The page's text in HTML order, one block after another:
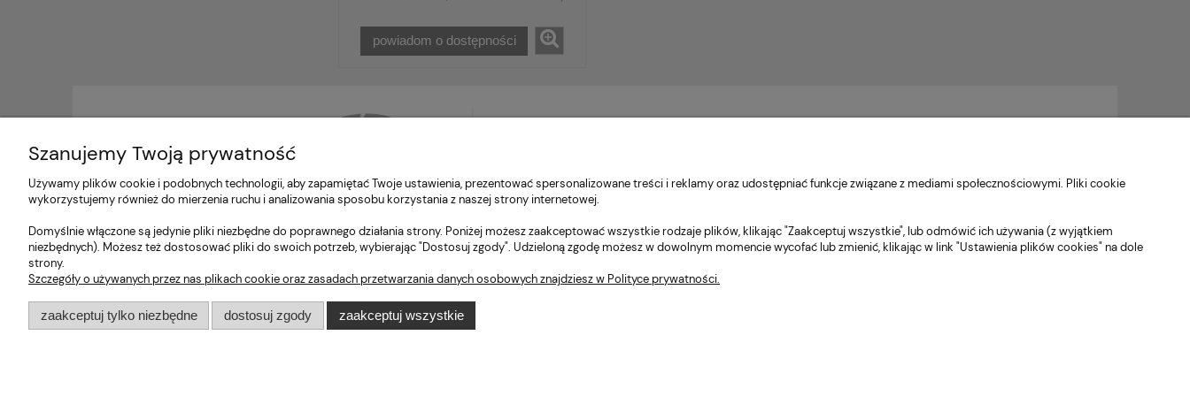
powiadom o dostępności
Zaloguj się
Czas i koszty dostawy
Szanujemy Twoją prywatność
Używamy plików cookie i podobnych technologii, aby zapamiętać Twoje ustawienia, prezentować spersonalizowane treści i reklamy oraz udostępniać funkcje związane z mediami społecznościowymi. Pliki cookie
wykorzystujemy również do mierzenia ruchu i analizowania sposobu korzystania z naszej strony internetowej.
Domyślnie włączone są jedynie pliki niezbędne do poprawnego działania strony. Poniżej możesz zaakceptować wszystkie rodzaje plików, klikając "Zaakceptuj wszystkie", lub odmówić ich używania (z wyjątkiem
niezbędnych). Możesz też dostosować pliki do swoich potrzeb, wybierając "Dostosuj zgody". Udzieloną zgodę możesz w dowolnym momencie wycofać lub zmienić, klikając w link "Ustawienia plików cookies" na dole
strony.
Szczegóły o używanych przez nas plikach cookie oraz zasadach przetwarzania danych osobowych znajdziesz w Polityce prywatności.
zaakceptuj tylko niezbędne dostosuj zgody zaakceptuj wszystkie